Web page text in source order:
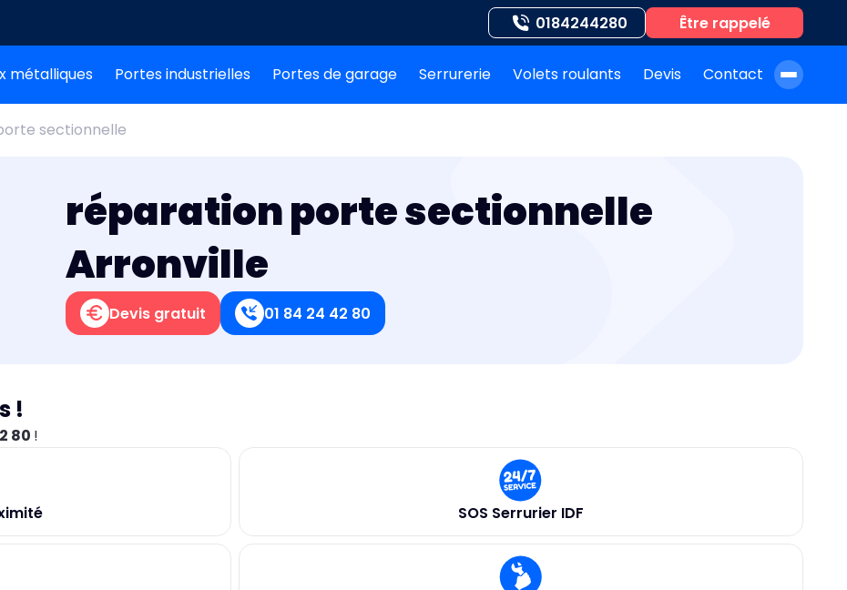
0184244280 Être rappelé
métalliques Portes industrielles Portes de garage Serrurerie Volets roulants Devis Contact
Nos auteurs
sectionnelle
réparation porte sectionnelle
Arronville
Devis gratuit 01 84 24 42 80
!
80 !
SOS Serrurier IDF